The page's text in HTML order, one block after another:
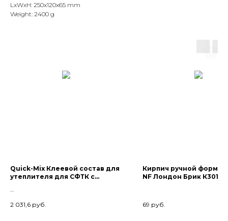
LxWxH: 250x120x65 mm
Weight: 2400 g
Quick-Mix Клеевой состав для
утеплителя для СФТК с
штучных материалов, серый
2 031,6 руб.
Кирпич ручной
NF Лондон Брик К301-41
69 руб.